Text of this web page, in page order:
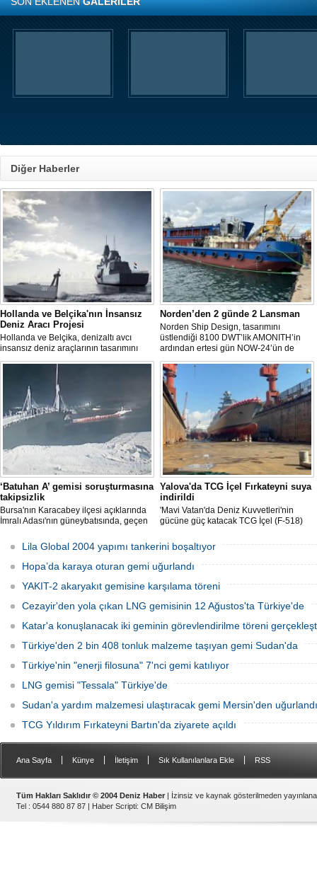
Diğer Haberler
Hollanda ve Belçika'nın İnsansız
Deniz Aracı Projesi
Hollanda ve Belçika, denizaltı avcı
insansız deniz araçlarının tasarımını
başlattı. Proje, 2 ülkenin deniz
kuvvetlerinin gelecekteki denizaltı karşıtı
yeteneklerini desteklemeyi amaçlıyor.
Norden’den 2 günde 2 Lansman
Norden Ship Design, tasarımını
üstlendiği 8100 DWT’lik AMONITH’in
ardından ertesi gün NOW-24’ün de
denize kavuşmasını kutladı.
‘Batuhan A’ gemisi soruşturmasına
takipsizlik
Bursa'nın Karacabey ilçesi açıklarında
İmralı Adası'nın güneybatısında, geçen
batmasıyla ilgili başlatılan soruşturma,
takipsizlikle sonuçlandı.
Yalova'da TCG İçel Fırkateyni suya
indirildi
'Mavi Vatan'da Deniz Kuvvetleri'nin
gücüne güç katacak TCG İçel (F-518)
düzenlenen törenle suya indirildi.
Lila Global 2004 yapımı tankerini boşaltıyor
Hopa’da karaya oturan gemi uğurlandı
YAKIT-2 akaryakıt gemisine karşılama töreni
Cezayir'den yola çıkan LNG gemisinin 12 Ağustos'ta Türkiye'de
Katar'a konuşlanacak iki geminin görevlendirilme töreni
Türkiye'den 2 bin 408 tonluk malzeme taşıyan gemi Sudan'da
Türkiye'nin "enerji filosuna" 7'nci gemi katılıyor
LNG gemisi "Tessala" Türkiye'de
Sudan'a yardım malzemesi ulaştıracak gemi Mersin'den uğurlandı
TCG Yıldırım Fırkateyni Bartın'da ziyarete açıldı
Ana Sayfa Künye İletişim Sık Kullanılanlara Ekle RSS
Tüm Hakları Saklıdır © 2004 Deniz Haber | İzinsiz ve kaynak gösterilmeden
Tel : 0544 880 87 87 | Haber Scripti: CM Bilişim